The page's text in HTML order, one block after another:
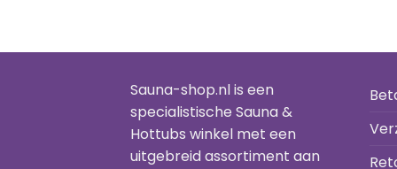
Sauna-shop.nl is een
specialistische Sauna &
Hottubs winkel met een
uitgebreid assortiment aan